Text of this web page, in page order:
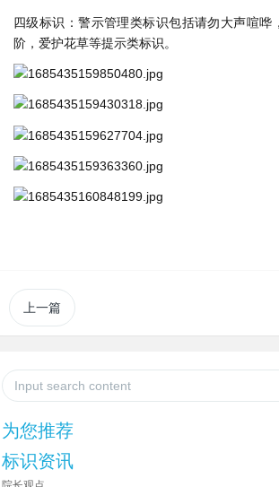
四级标识：警⽰管理类标识包括请勿⼤声喧哗
阶，爱护花草等提⽰类标识。
上一篇
为您推荐
标识资讯